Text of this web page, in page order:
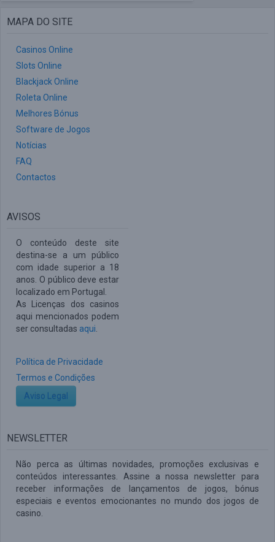
MAPA DO SITE
Casinos Online
Slots Online
Blackjack Online
Roleta Online
Melhores Bónus
Software de Jogos
Notícias
FAQ
Contactos
AVISOS
O conteúdo deste site
destina-se a um público
com idade superior a 18
anos. O público deve estar
localizado em Portugal.
As Licenças dos casinos
aqui mencionados podem
ser consultadas aqui
Política de Privacidade
Termos e Condições
Aviso Legal
NEWSLETTER
Não perca as últimas novidades, promoções exclusivas e
conteúdos interessantes. Assine a nossa newsletter para
receber informações de lançamentos de jogos, bónus
especiais e eventos emocionantes no mundo dos jogos de
casino.